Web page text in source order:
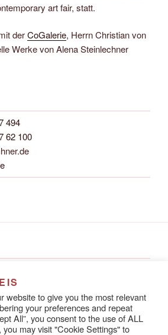
art fair, statt.
derCoGalerie, Herrn Christian von
Werke von Alena Steinlechner
494
62 100
Weinstraße
website to give you the most relevant
your preferences and repeat
All”, you consent to the use of ALL
may visit "Cookie Settings" to